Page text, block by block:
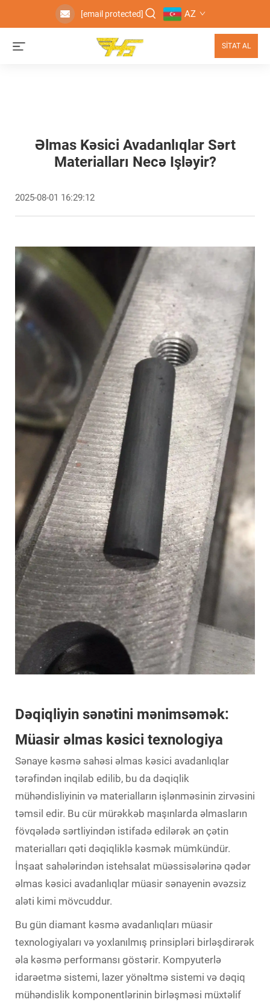
[email protected] AZ
SİTAT AL
Əlmas Kəsici Avadanlıqlar Sərt
Materialları Necə Işləyir?
2025-08-01 16:29:12
Dəqiqliyin sənətini mənimsəmək:
Müasir əlmas kəsici texnologiya
Sənaye kəsmə sahəsi əlmas kəsici avadanlıqlar
tərəfindən inqilab edilib, bu da dəqiqlik
mühəndisliyinin və materialların işlənməsinin zirvəsini
təmsil edir. Bu cür mürəkkəb maşınlarda əlmasların
fövqələdə sərtliyindən istifadə edilərək ən çətin
materialları qəti dəqiqliklə kəsmək mümkündür.
İnşaat sahələrindən istehsalat müəssisələrinə qədər
əlmas kəsici avadanlıqlar müasir sənayenin əvəzsiz
aləti kimi mövcuddur.
Bu gün diamant kəsmə avadanlıqları müasir
texnologiyaları və yoxlanılmış prinsipləri birləşdirərək
əla kəsmə performansı göstərir. Kompyuterlə
idarəetmə sistemi, lazer yönəltmə sistemi və dəqiq
mühəndislik komponentlərinin birləşməsi müxtəlif